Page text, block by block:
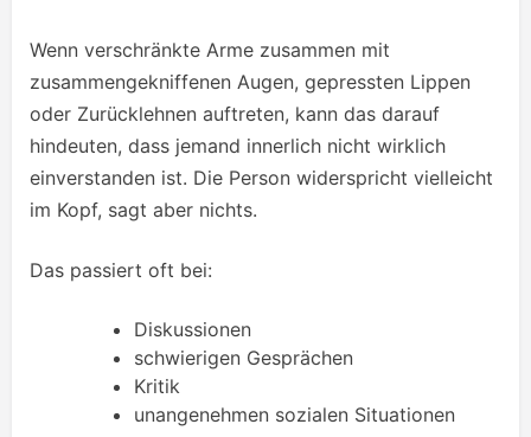
Wenn verschränkte Arme zusammen mit
zusammengekniffenen Augen, gepressten Lippen
oder Zurücklehnen auftreten, kann das darauf
hindeuten, dass jemand innerlich nicht wirklich
einverstanden ist. Die Person widerspricht vielleicht
im Kopf, sagt aber nichts.
Das passiert oft bei:
Diskussionen
schwierigen Gesprächen
Kritik
unangenehmen sozialen Situationen